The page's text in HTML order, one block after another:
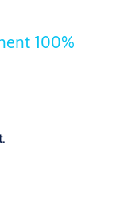
100%